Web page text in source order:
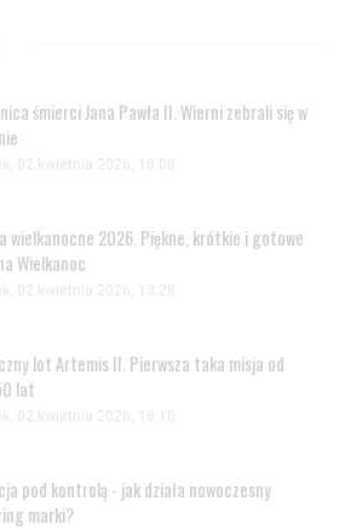
śmierci Jana Pawła II. Wierni zebrali się w
02 kwietnia 2026, 18:08
wielkanocne 2026. Piękne, krótkie i gotowe
Wielkanoc
02 kwietnia 2026, 13:28
lot Artemis II. Pierwsza taka misja od
lat
02 kwietnia 2026, 18:10
pod kontrolą - jak działa nowoczesny
marki?